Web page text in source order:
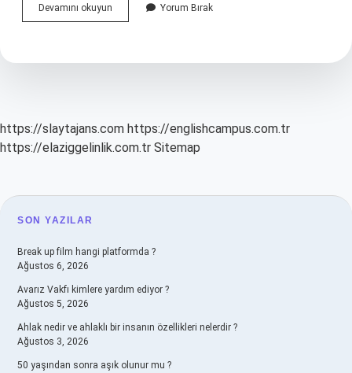
Devamını okuyun
Nasıl
Yorum Bırak
https://slaytajans.com https://englishcampus.com.tr
https://elaziggelinlik.com.tr Sitemap
SIDEBAR
SON YAZILAR
Break up film hangi platformda ?
Ağustos 6, 2026
Avarız Vakfı kimlere yardım ediyor ?
Ağustos 5, 2026
Ahlak nedir ve ahlaklı bir insanın özellikleri nelerdir ?
Ağustos 3, 2026
50 yaşından sonra aşık olunur mu ?